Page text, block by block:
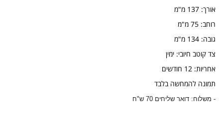
אורך: 137 מ"מ
​רוחב: 75 מ"מ
גובה: 134 מ"מ
צד קוטב חיובי: ימין
אחריות: 12 חודשים
תמונה להמחשה בלבד
- משלוח: דואר שליחים 70 ש"ח